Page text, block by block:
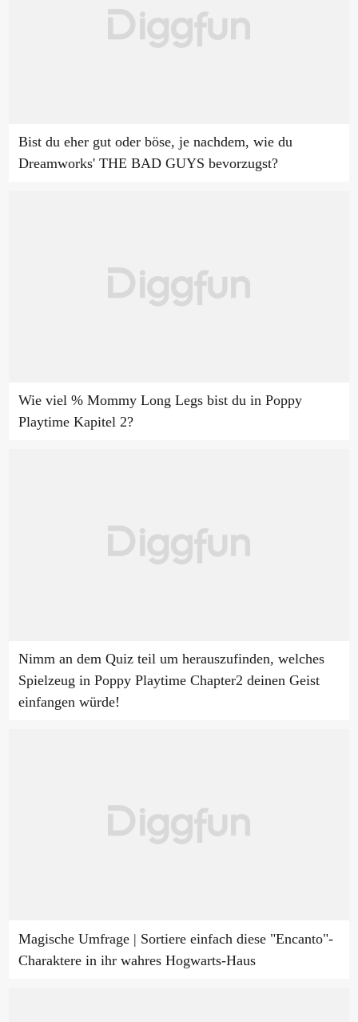
Bist du eher gut oder böse, je nachdem, wie du
Dreamworks' THE BAD GUYS bevorzugst?
Wie viel % Mommy Long Legs bist du in Poppy
Playtime Kapitel 2?
Nimm an dem Quiz teil um herauszufinden, welches
Spielzeug in Poppy Playtime Chapter2 deinen Geist
einfangen würde!
Magische Umfrage | Sortiere einfach diese "Encanto"-
Charaktere in ihr wahres Hogwarts-Haus